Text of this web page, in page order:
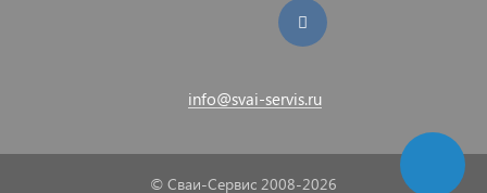
info@svai-servis.ru
© Сваи-Сервис 2008-2026